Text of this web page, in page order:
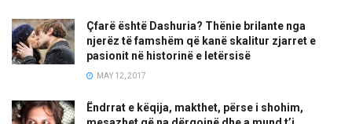
Çfarë është Dashuria? Thënie brilante nga
njerëz të famshëm që kanë skalitur zjarret e
pasionit në historinë e letërsisë
MAY 12, 2017
Ëndrrat e këqija, makthet, përse i shohim,